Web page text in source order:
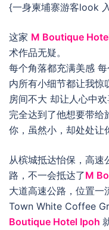
{一身柬埔寨游客look
这家 M Boutique
术作品无疑。
每个角落都充满美感
内所有小细节都让我惊
房间不大 却让人心中
完全达到了他想要带给
你，虽然小，却处处让
从槟城抵达怡保，高
路，不一会抵达了M
大道高速公路，位置一
Town White Coffee
Boutique Hotel Ipoh